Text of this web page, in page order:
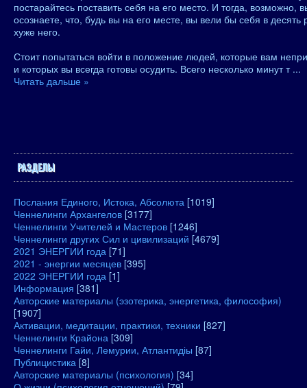
постарайтесь поставить себя на его место. И тогда, возможно,
осознаете, что, будь вы на его месте, вы вели бы себя в десять
хуже него.
Стоит попытаться войти в положение людей, которые вам
и которых вы всегда готовы осудить. Всего несколько минут т ...
Читать дальше »
РАЗДЕЛЫ
Послания Единого, Истока, Абсолюта [1019]
Ченнелинги Архангелов [3177]
Ченнелинги Учителей и Мастеров [1246]
Ченнелинги других Сил и цивилизаций [4679]
2021 ЭНЕРГИИ года [71]
2021 - энергии месяцев [395]
2022 ЭНЕРГИИ года [1]
Информация [381]
Авторские материалы (эзотерика, энергетика, философия)
[1907]
Активации, медитации, практики, техники [827]
Ченнелинги Крайона [309]
Ченнелинги Гайи, Лемурии, Атлантидіы [87]
Публицистика [8]
Авторские материалы (психология) [34]